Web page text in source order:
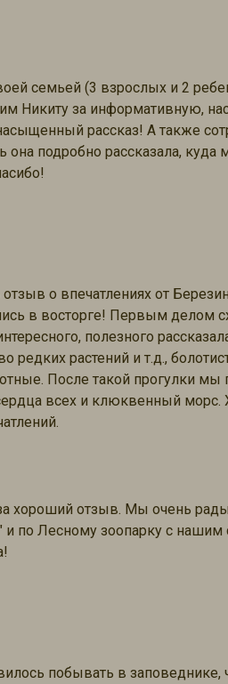
семьей (3 взрослых и 2
Никиту за информативную,
рассказ! А также
подробно рассказала, куда
о впечатлениях от
в восторге! Первым делом
полезного
редких растений и т.д.,
После такой прогулки мы
всех и клюквенный
хороший отзыв. Мы очень
и по Лесному зоопарку с
побывать в